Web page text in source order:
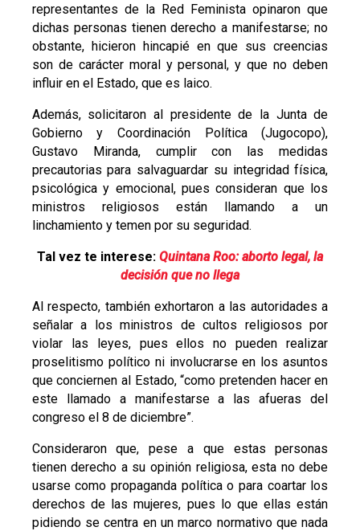
representantes de la Red Feminista opinaron que
dichas personas tienen derecho a manifestarse; no
obstante, hicieron hincapié en que sus creencias
son de carácter moral y personal, y que no deben
influir en el Estado, que es laico.
Además, solicitaron al presidente de la Junta de
Gobierno y Coordinación Política (Jugocopo),
Gustavo Miranda, cumplir con las medidas
precautorias para salvaguardar su integridad física,
psicológica y emocional, pues consideran que los
ministros religiosos están llamando a un
linchamiento y temen por su seguridad.
Tal vez te interese: Quintana Roo: aborto legal, la
decisión que no llega
Al respecto, también exhortaron a las autoridades a
señalar a los ministros de cultos religiosos por
violar las leyes, pues ellos no pueden realizar
proselitismo político ni involucrarse en los asuntos
que conciernen al Estado, “como pretenden hacer en
este llamado a manifestarse a las afueras del
congreso el 8 de diciembre”.
Consideraron que, pese a que estas personas
tienen derecho a su opinión religiosa, esta no debe
usarse como propaganda política o para coartar los
derechos de las mujeres, pues lo que ellas están
pidiendo se centra en un marco normativo que nada